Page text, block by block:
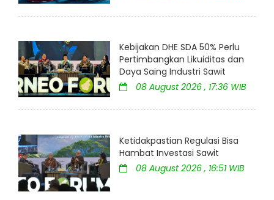
Kebijakan DHE SDA 50% Perlu
Pertimbangkan Likuiditas dan
Daya Saing Industri Sawit
08 August 2026 , 17:36 WIB
Ketidakpastian Regulasi Bisa
Hambat Investasi Sawit
08 August 2026 , 16:51 WIB